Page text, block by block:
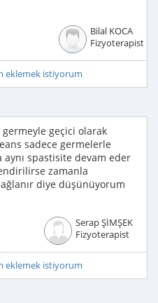
Bilal KOCA
Fizyoterapist
eklemek istiyorum
geçici olarak
sadece germelerle
spastisite devam eder
zamanla
diye düşünüyorum
Serap ŞİMŞEK
Fizyoterapist
eklemek istiyorum